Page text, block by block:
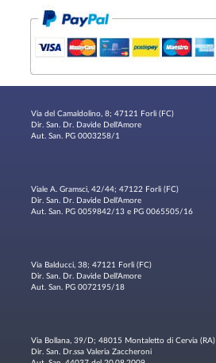
Via del Camaldolino, 8; 47121 Forlì (FC)
Dir. San. Dr. Davide Dell'Amore
Aut. San. PG 0003258/1
Viale A. Gramsci, 42/44; 47122 Forlì (FC)
Dir. San. Dr. Davide Dell'Amore
Aut. San. PG 0059842/13 e PG 0065505/16
Via Balducci, 38; 47121 Forlì (FC)
Dir. San. Dr. Davide Dell'Amore
Aut. San. PG 0072195/18
Via Bollana, 39/D; 48015 Montaletto di Cervia (RA)
Dir. San. Dr.ssa Valeria Zaccheroni